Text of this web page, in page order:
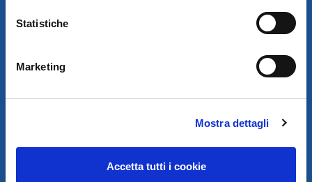
Statistiche
Marketing
Mostra dettagli
Accetta tutti i cookie
VIA NEWTON 12 – 20016 PERO (MI)
COD. FISCALE, NUMERO ISCRIZ. R.I. DI MILANO, MONZA BRIANZA,
SDI:
W7YVJK9 - PEC: AUTODISITALIA@LEGALMAIL.IT